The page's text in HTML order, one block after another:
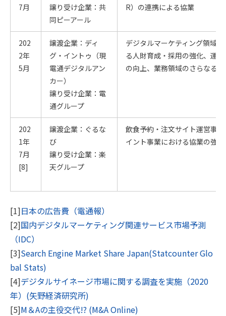
7月
譲り受け企業：共
同ピーアール
R）の連携による協業
202
2年
5月
譲渡企業：ディ
グ・イントゥ（現
電通デジタルアン
カー）
譲り受け企業：電
通グループ
デジタルマーケティング領域に
る人財育成・採用の強化、運
の向上、業務領域のさらなる
202
1年
7月
[8]
譲渡企業：ぐるな
び
譲り受け企業：楽
天グループ
飲食予約・注文サイト運営事
イント事業における協業の強化
[1]日本の広告費（電通報）
[2]国内デジタルマーケティング関連サービス市場予測
（IDC）
[3]Search Engine Market Share Japan(Statcounter Glo
bal Stats)
[4]デジタルサイネージ市場に関する調査を実施（2020
年）(矢野経済研究所)
[5]M＆Aの主役交代!? (M&A Online)